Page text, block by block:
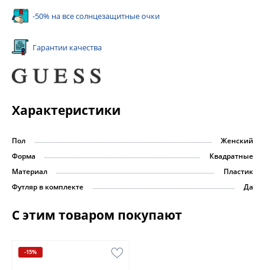
-50% на все солнцезащитные очки
Гарантии качества
Характеристики
Пол
Женский
Форма
Квадратные
Материал
Пластик
Футляр в комплекте
Да
С этим товаром покупают
-15%